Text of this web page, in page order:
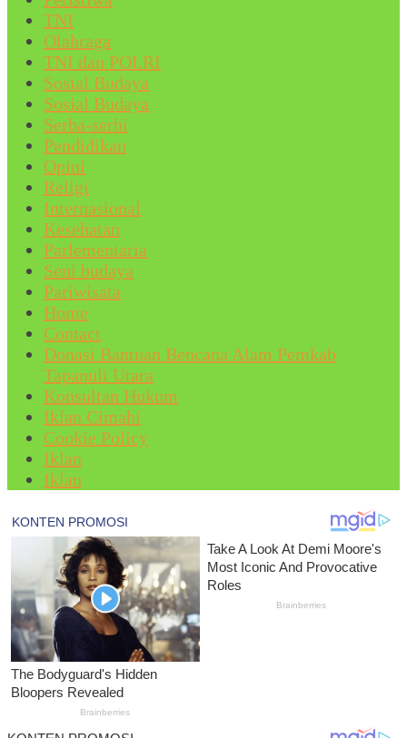
TNI
Olahraga
TNI dan POLRI
Sosial Budaya
Sosial Budaya
Serba-serbi
Pendidikan
Opini
Religi
Internasional
Kesehatan
Parlementaria
Seni budaya
Pariwisata
Home
Contact
Donasi Bantuan Bencana Alam Pemkab
Tapanuli Utara
Konsultan Hukum
Iklan Cimahi
Cookie Policy
Iklan
Iklan